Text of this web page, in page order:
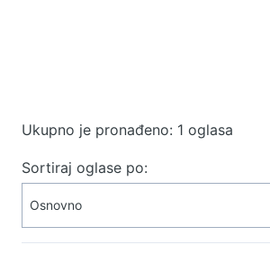
Ukupno je pronađeno: 1 oglasa
Sortiraj oglase po: